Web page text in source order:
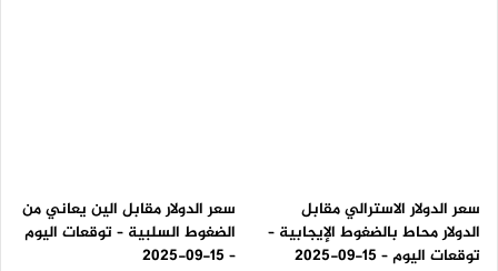
سعر الدولار الاسترالي مقابل
الدولار محاط بالضغوط الإيجابية –
توقعات اليوم – 15-09-2025
سعر الدولار مقابل الين يعاني من
الضغوط السلبية – توقعات اليوم
– 15-09-2025